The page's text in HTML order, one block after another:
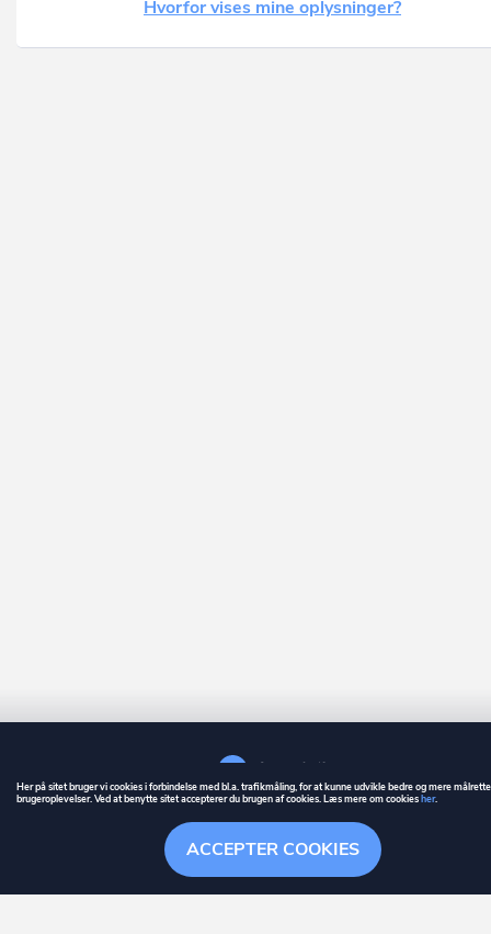
Søgehistorik Menu
Hvorfor vises mine oplysninger?
GUIDE BETINGELSER
er et registreret varemærke tilhørende ownr ApS – CVR nr.: 36 40 88
Stationsparken 26. 2., 2600 Glostrup, info@ownr.dk
ACCEPTER COOKIES
Her på sitet bruger vi cookies i forbindelse med bl.a. trafikmåling, for at kunne udvikle bedre og mere
brugeroplevelser. Ved at benytte sitet accepterer du brugen af cookies. Læs mere om cookiesher.